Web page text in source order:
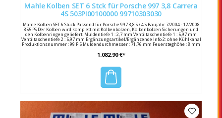
Mahle Kolben SET 6 Stck für Porsche 997 3,8 Carrera
4S 503PI00100000 99710303030
Mahle Kolben SET 6 Stück Passend für Porsche 997 3,8 S / 4 S Baujahr 7/2004 - 12/2008
355 PS Der Kolben wird komplett mit Kolbenbolzen, Kolbenbolzen Sicherungen und
den Kolbenringen geliefert. Muldentiefe 1 : 2,7 mm Ventiltaschentiefe 1 : 5,97 mm
Ventiltaschentiefe 2 : 5,97 mm Ergänzungsartikel/Ergänzende Info 2: ohne Kühlkanal
Produktionsnummer : 99 P 5 Muldendurchmesser : 71,76 mm Feuersteghöhe : 8 mm
Ø : 22,0 mm Bolzenlänge : 58,0 mm Komponentennummer : 1. R 1,2 N
Porsche Vergleichsnummer : 997 103 030 30 / 99710303030 997 103 030 31 /
99710303031
1.082,90 €*